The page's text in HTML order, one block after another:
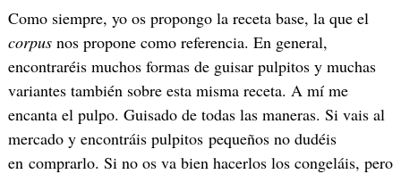
Como siempre, yo os propongo la receta base, la que el
corpusnos propone como referencia. En general,
encontraréis muchos formas de guisar pulpitos y muchas
variantes también sobre esta misma receta. A mí me
encanta el pulpo. Guisado de todas las maneras. Si vais al
mercado y encontráis pulpitos pequeños no dudéis
en comprarlo. Si no os va bien hacerlos los congeláis, pero